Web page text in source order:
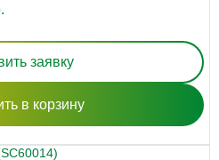
заявку
в корзину